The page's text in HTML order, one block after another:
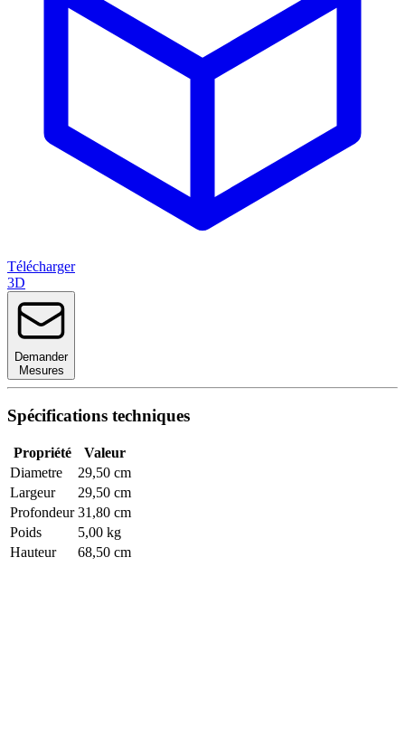
Télécharger
3D
Demander
Mesures
Spécifications techniques
Propriété
Valeur
Diametre
29,50 cm
Largeur
29,50 cm
Profondeur 31,80 cm
Poids
5,00 kg
Hauteur
68,50 cm